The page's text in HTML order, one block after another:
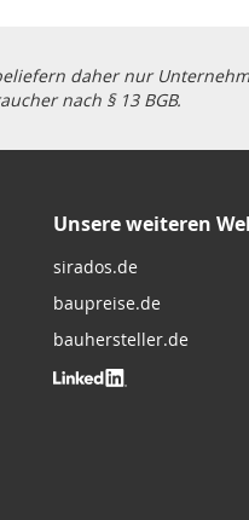
daher nur
nach § 13 BGB.
Unsere weiteren
sirados.de
baupreise.de
bauhersteller.de